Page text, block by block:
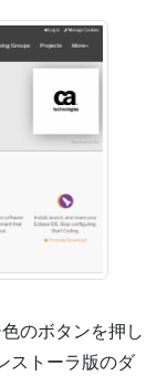
のボタンを押し
ストーラ版のダ